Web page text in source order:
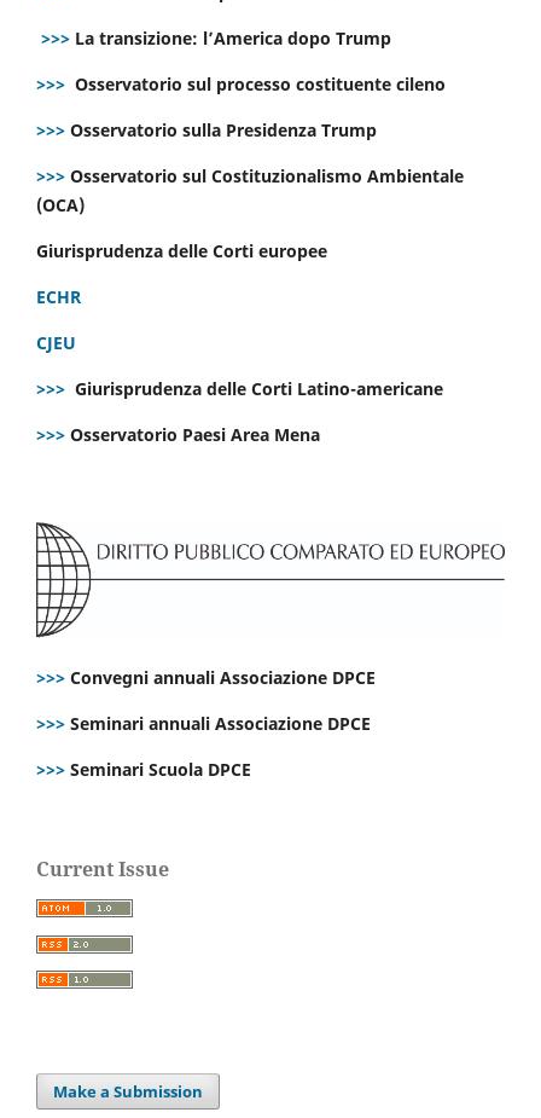
>>> La transizione: l’America dopo Trump
>>> Osservatorio sul processo costituente cileno
>>> Osservatorio sulla Presidenza Trump
>>> Osservatorio sul Costituzionalismo Ambientale
(OCA)
Giurisprudenza delle Corti europee
ECHR
CJEU
>>> Giurisprudenza delle Corti Latino-americane
>>> Osservatorio Paesi Area Mena
>>> Convegni annuali Associazione DPCE
>>> Seminari annuali Associazione DPCE
>>> Seminari Scuola DPCE
Current Issue
Make a Submission